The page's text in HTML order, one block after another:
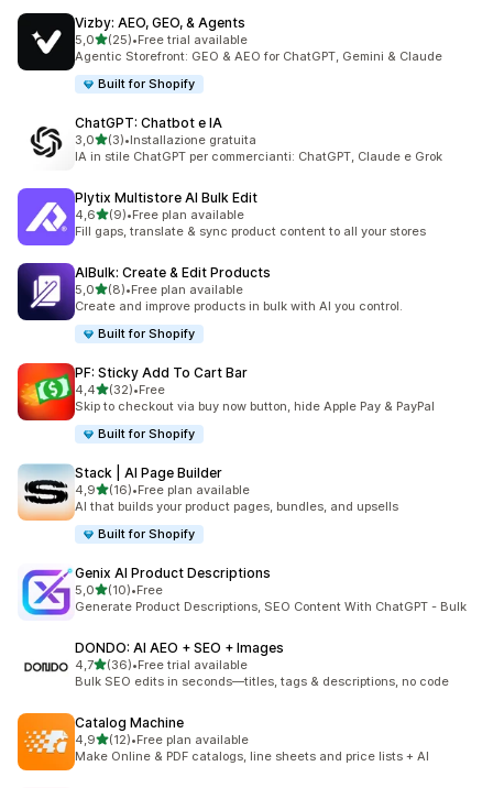
Vizby: AEO, GEO, & Agents
5,0stelle su 5
(25)
25 recensioni totali
•Free trial available
Agentic Storefront: GEO & AEO for ChatGPT, Gemini & Claude
Built for Shopify
ChatGPT: Chatbot e IA
3,0stelle su 5
(3)
3 recensioni totali
•Installazione gratuita
IA in stile ChatGPT per commercianti: ChatGPT, Claude e Grok
Plytix Multistore AI Bulk Edit
4,6stelle su 5
(9)
9 recensioni totali
•Free plan available
Fill gaps, translate & sync product content to all your stores
AIBulk: Create & Edit Products
5,0stelle su 5
(8)
8 recensioni totali
•Free plan available
Create and improve products in bulk with AI you control.
Built for Shopify
PF: Sticky Add To Cart Bar
4,4stelle su 5
(32)
32 recensioni totali
•Free
Skip to checkout via buy now button, hide Apple Pay & PayPal
Built for Shopify
Stack | AI Page Builder
4,9stelle su 5
(16)
16 recensioni totali
•Free plan available
AI that builds your product pages, bundles, and upsells
Built for Shopify
Genix AI Product Descriptions
5,0stelle su 5
(10)
10 recensioni totali
•Free
Generate Product Descriptions, SEO Content With ChatGPT - Bulk
DONDO: AI AEO + SEO + Images
4,7stelle su 5
(36)
36 recensioni totali
•Free trial available
Bulk SEO edits in seconds—titles, tags & descriptions, no code
Catalog Machine
4,9stelle su 5
(12)
12 recensioni totali
•Free plan available
Make Online & PDF catalogs, line sheets and price lists + AI